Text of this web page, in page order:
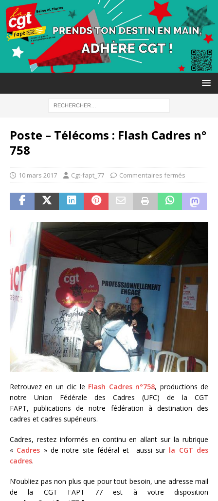
Poste – Télécoms : Flash Cadres n°
758
10 mars 2017 Cgt-fapt_77 Commentaires fermés
Retrouvez en un clic le Flash Cadres n°758, productions de
notre Union Fédérale des Cadres (UFC) de la CGT
FAPT, publications de notre fédération à destination des
cadres et cadres supérieurs.
Cadres, restez informés en continu en allant sur la rubrique
« Cadres » de notre site fédéral et aussi sur la CGT des
cadres.
N’oubliez pas non plus que pour tout besoin, une adresse mail
de la CGT FAPT 77 est à votre disposition